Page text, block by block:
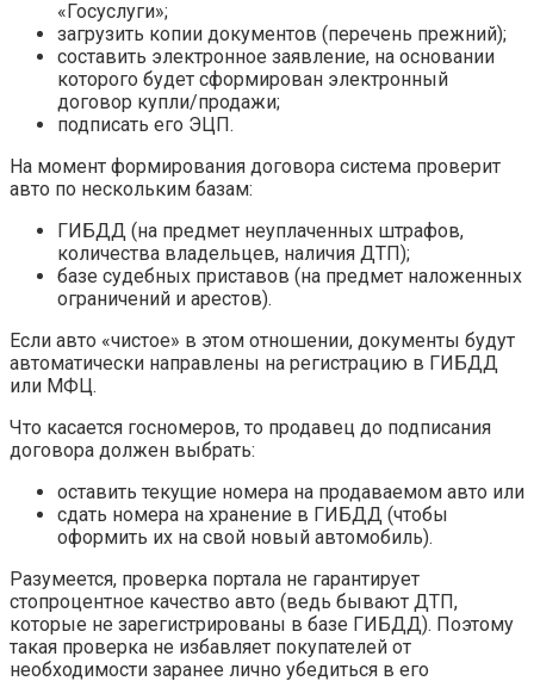
«Госуслуги»;
загрузить копии документов (перечень прежний);
составить электронное заявление, на основании
которого будет сформирован электронный
договор купли/продажи;
подписать его ЭЦП.
На момент формирования договора система проверит
авто по нескольким базам:
ГИБДД (на предмет неуплаченных штрафов,
количества владельцев, наличия ДТП);
базе судебных приставов (на предмет наложенных
ограничений и арестов).
Если авто «чистое» в этом отношении, документы будут
автоматически направлены на регистрацию в ГИБДД
или МФЦ.
Что касается госномеров, то продавец до подписания
договора должен выбрать:
оставить текущие номера на продаваемом авто или
сдать номера на хранение в ГИБДД (чтобы
оформить их на свой новый автомобиль).
Разумеется, проверка портала не гарантирует
стопроцентное качество авто (ведь бывают ДТП,
которые не зарегистрированы в базе ГИБДД). Поэтому
такая проверка не избавляет покупателей от
необходимости заранее лично убедиться в его